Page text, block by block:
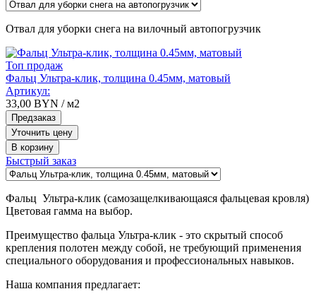
Отвал для уборки снега на вилочный автопогрузчик
Топ продаж
Фальц Ультра-клик, толщина 0.45мм, матовый
Артикул:
33,00 BYN / м2
Предзаказ
Уточнить цену
В корзину
Быстрый заказ
Фальц Ультра-клик (самозащелкивающаяся фальцевая кровля)
Цветовая гамма на выбор.
Преимущество фальца Ультра-клик - это скрытый способ
крепления полотен между собой, не требующий применения
специального оборудования и профессиональных навыков.
Наша компания предлагает: